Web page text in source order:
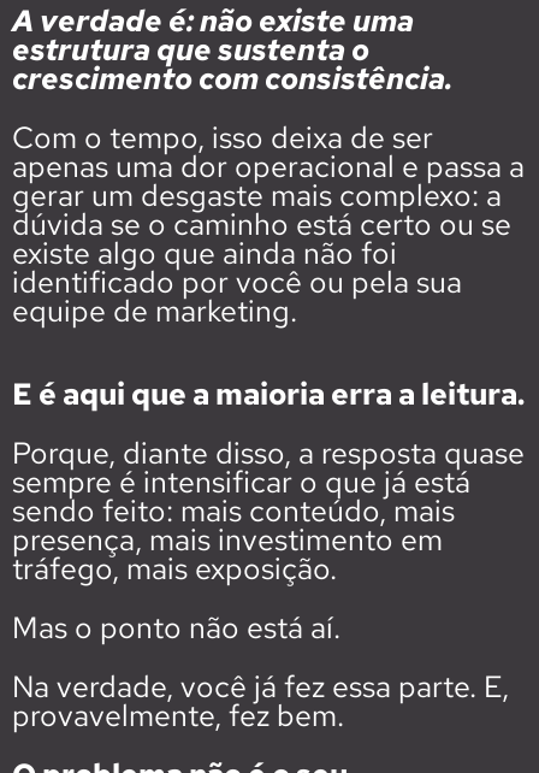
A verdade é: não existe uma
estrutura que sustenta o
crescimento com consistência.
Com o tempo, isso deixa de ser
apenas uma dor operacional e passa a
gerar um desgaste mais complexo: a
dúvida se o caminho está certo ou se
existe algo que ainda não foi
identificado por você ou pela sua
equipe de marketing.
E é aqui que a maioria erra a leitura.
Porque, diante disso, a resposta quase
sempre é intensificar o que já está
sendo feito: mais conteúdo, mais
presença, mais investimento em
tráfego, mais exposição.
Mas o ponto não está aí.
Na verdade, você já fez essa parte. E,
provavelmente, fez bem.